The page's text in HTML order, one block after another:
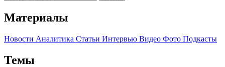
Материалы
Новости Аналитика Статьи Интервью Видео Фото Подкасты
Темы